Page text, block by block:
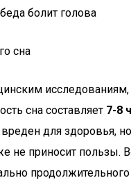
сна
исследованиям,
сна составляет 7-8
вреден для здоровья,
не приносит пользы.
продолжительного